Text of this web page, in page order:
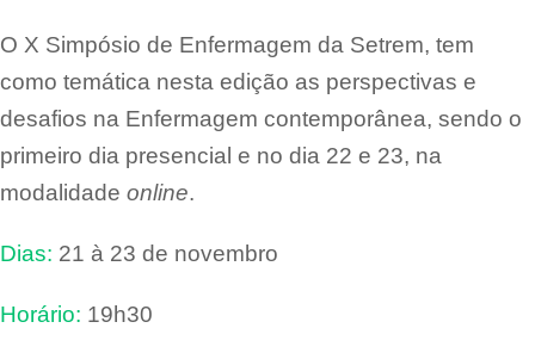
O X Simpósio de Enfermagem da Setrem, tem
como temática nesta edição as perspectivas e
desafios na Enfermagem contemporânea, sendo o
primeiro dia presencial e no dia 22 e 23, na
modalidade online.
Dias: 21 à 23 de novembro
Horário: 19h30